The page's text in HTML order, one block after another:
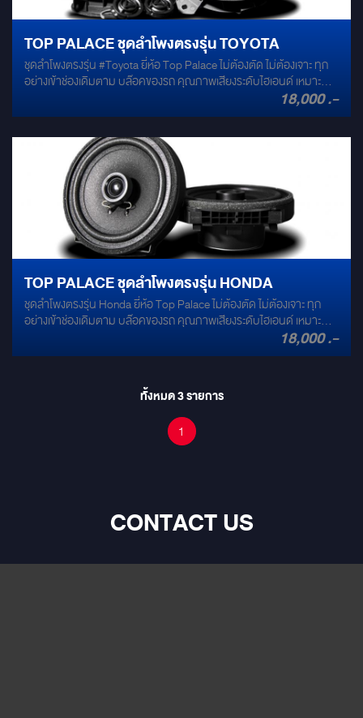
TOP PALACE ชุดลำโพงตรงรุ่น TOYOTA
ชุดลำโพงตรงรุ่น #Toyota ยี่ห้อ Top Palace ไม่ต้องตัด ไม่ต้องเจาะ ทุก
อย่างเข้าช่องเดิมตาม บล๊อคของรถ คุณภาพเสียงระดับไฮเอนด์ เหมาะ
สำหรับ รถ #Altis #Innova #Vios #CHR #Alphard #Yaris #Atriv ทั้งชุด
ประกอบด้วย 1. ลำโพงคู่หน้า 6.5" + ทวิสเตอร์ 2. ลำโพงแกนร่วม 6.5"
18,000 .-
TOP PALACE ชุดลำโพงตรงรุ่น HONDA
ชุดลำโพงตรงรุ่น Honda ยี่ห้อ Top Palace ไม่ต้องตัด ไม่ต้องเจาะ ทุก
อย่างเข้าช่องเดิมตาม บล๊อคของรถ คุณภาพเสียงระดับไฮเอนด์ เหมาะ
สำหรับ รถ #Accord #G9 #G10 #Civic #CRV #HRV #city ทั้งชุด
ประกอบด้วย 1. ลำโพงคู่หน้า 6.5" + ทวิสเตอร์ 2. ลำโพงแกนร่วม 6.5"
18,000 .-
ทั้งหมด3รายการ
1
CONTACT US